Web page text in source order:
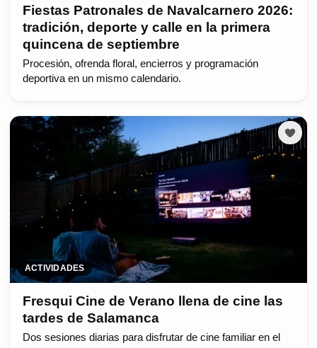
Fiestas Patronales de Navalcarnero 2026:
tradición, deporte y calle en la primera
quincena de septiembre
Procesión, ofrenda floral, encierros y programación
deportiva en un mismo calendario.
ACTIVIDADES
Fresqui Cine de Verano llena de cine las
tardes de Salamanca
Dos sesiones diarias para disfrutar de cine familiar en el